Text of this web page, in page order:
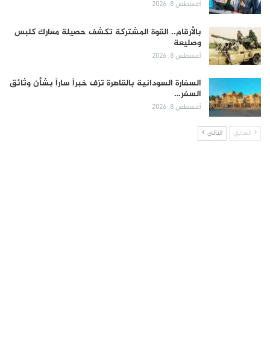
أغسطس 8, 2026
بالأرقام.. القوة المشتركة تكشف حصيلة معارك كلبس
وصليعة
أغسطس 8, 2026
السفارة السودانية بالقاهرة تزف خبراً ساراً بشأن وثائق
السفر…
أغسطس 8, 2026
السابق التالي